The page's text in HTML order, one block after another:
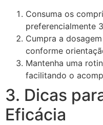
Consuma os
preferencialmente
Cumpra a
conforme
Mantenha uma
facilitando o
3. Dicas
Eficácia